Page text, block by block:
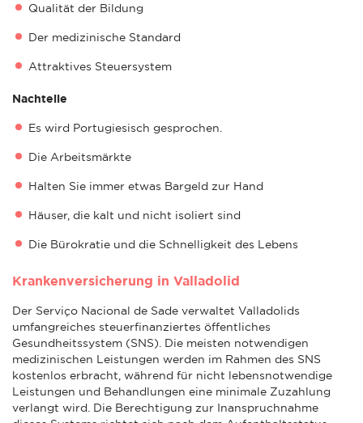
Qualität der Bildung
Der medizinische Standard
Attraktives Steuersystem
Nachteile
Es wird Portugiesisch gesprochen.
Die Arbeitsmärkte
Halten Sie immer etwas Bargeld zur Hand
Häuser, die kalt und nicht isoliert sind
Die Bürokratie und die Schnelligkeit des Lebens
Krankenversicherung in Valladolid
Der Serviço Nacional de Sade verwaltet Valladolids
umfangreiches steuerfinanziertes öffentliches
Gesundheitssystem (SNS). Die meisten notwendigen
medizinischen Leistungen werden im Rahmen des SNS
kostenlos erbracht, während für nicht lebensnotwendige
Leistungen und Behandlungen eine minimale Zuzahlung
verlangt wird. Die Berechtigung zur Inanspruchnahme